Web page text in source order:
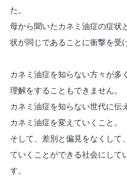
た。
母から聞いたカネミ油症の症状
状が同じであることに衝撃を受
カネミ油症を知らない方々が多
理解をすることもできません。
カネミ油症を知らない世代に伝
カネミ油症を変えていくこと。
そして、差別と偏見をなくして
ていくことができる社会にして
す。